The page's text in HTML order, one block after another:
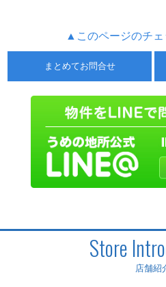
▲このページのチ
まとめてお問合せ
Store
店舗紹